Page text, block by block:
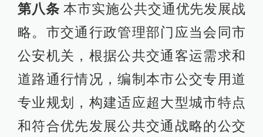
第八条 本市实施公共交通优先发展战
略。市交通行政管理部门应当会同市
公安机关，根据公共交通客运需求和
道路通行情况，编制本市公交专用道
专业规划，构建适应超大型城市特点
和符合优先发展公共交通战略的公交